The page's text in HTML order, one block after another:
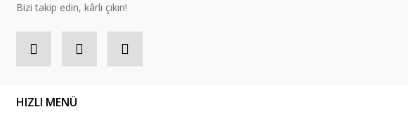
Bizi takip edin, kârlı çıkın!
HIZLI MENÜ